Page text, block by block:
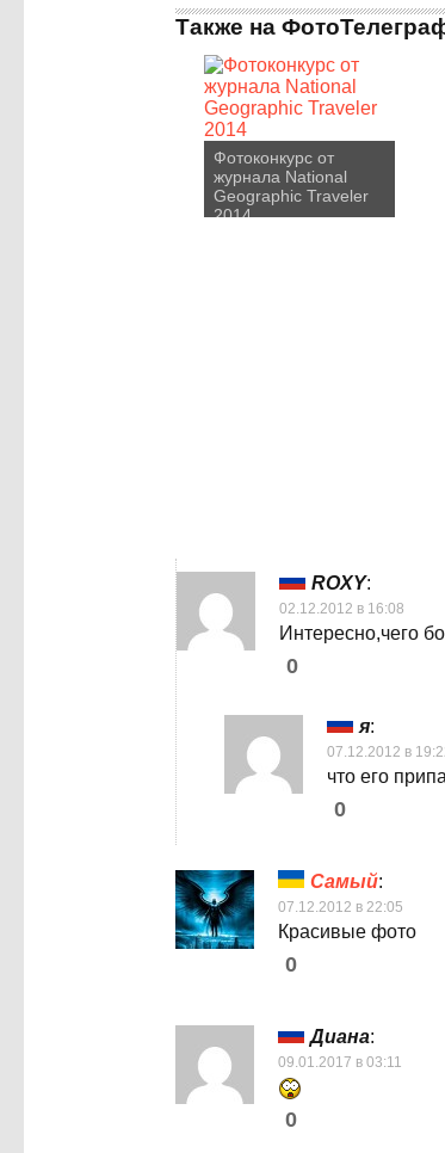
Также на
Фотоконкурс от
журнала National
Geographic Traveler
2014
ROXY:
02.12.2012 в 16:08
Интересно,чего
0
я:
07.12.2012 в
что его
0
Самый:
07.12.2012 в 22:05
Красивые фото
0
Диана:
09.01.2017 в 03:11
0